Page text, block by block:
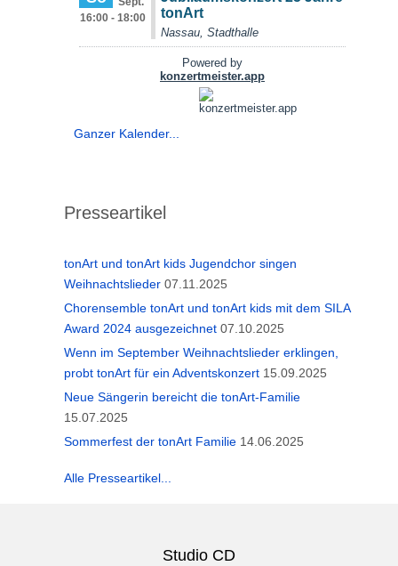
Ganzer Kalender...
Presseartikel
tonArt und tonArt kids Jugendchor singen
Weihnachtslieder 07.11.2025
Chorensemble tonArt und tonArt kids mit dem SILA
Award 2024 ausgezeichnet 07.10.2025
Wenn im September Weihnachtslieder erklingen,
probt tonArt für ein Adventskonzert 15.09.2025
Neue Sängerin bereicht die tonArt-Familie
15.07.2025
Sommerfest der tonArt Familie 14.06.2025
Alle Presseartikel...
Studio CD